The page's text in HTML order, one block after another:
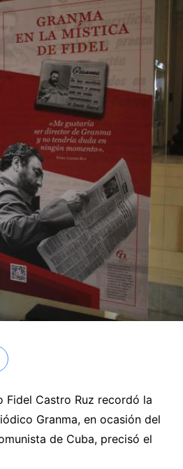
Fidel Castro Ruz recordó la
Granma, en ocasión del
de Cuba, precisó el